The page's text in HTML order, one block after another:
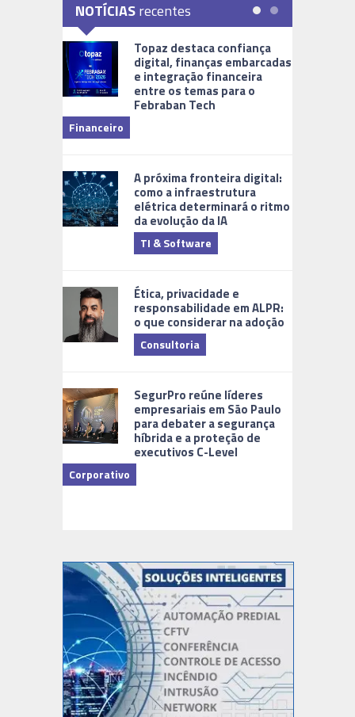
NOTÍCIASrecentes
Topaz destaca confiança
digital, finanças embarcadas
e integração financeira
entre os temas para o
Febraban Tech
Financeiro
A próxima fronteira digital:
como a infraestrutura
elétrica determinará o ritmo
da evolução da IA
TI & Software
Ética, privacidade e
responsabilidade em ALPR:
o que considerar na adoção
Consultoria
SegurPro reúne líderes
empresariais em São Paulo
para debater a segurança
híbrida e a proteção de
executivos C-Level
Corporativo